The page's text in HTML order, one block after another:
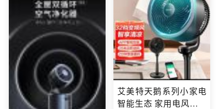
艾美特天鹅系列小家电
智能生态 家用电风扇直